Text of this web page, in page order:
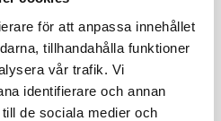
för att anpassa innehållet
tillhandahålla funktioner
vår trafik. Vi
identifierare och annan
de sociala medier och
System RAINJET
,materledning 1/2",